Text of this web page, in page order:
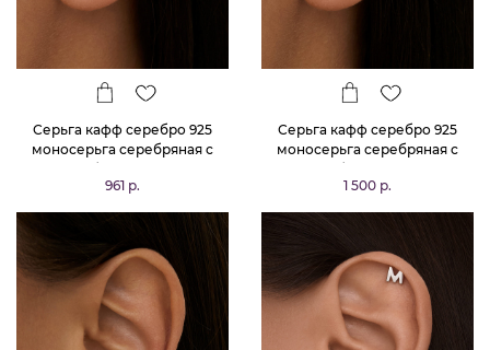
Серьга кафф серебро 925
моносерьга серебряная с
буквой D
961 р.
Серьга кафф серебро 925
моносерьга серебряная с
буквой К
1 500 р.